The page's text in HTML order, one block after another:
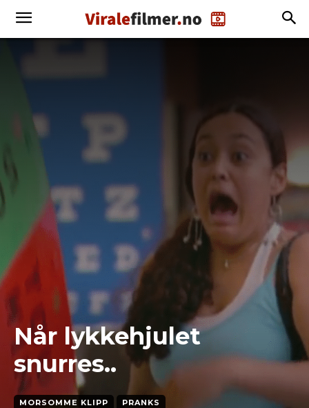
Når lykkehjulet
snurres..
MORSOMME KLIPP PRANKS